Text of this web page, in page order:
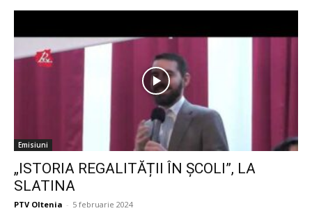
Emisiuni
„ISTORIA REGALITĂȚII ÎN ȘCOLI”, LA
SLATINA
PTV Oltenia - 5 februarie 2024